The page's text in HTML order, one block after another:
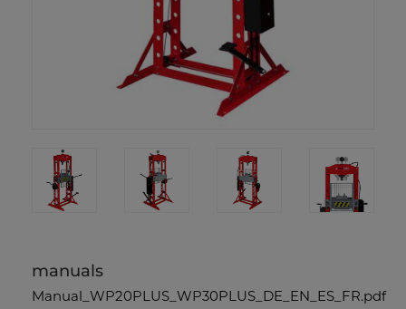
manuals
Manual_WP20PLUS_WP30PLUS_DE_EN_ES_FR.pdf